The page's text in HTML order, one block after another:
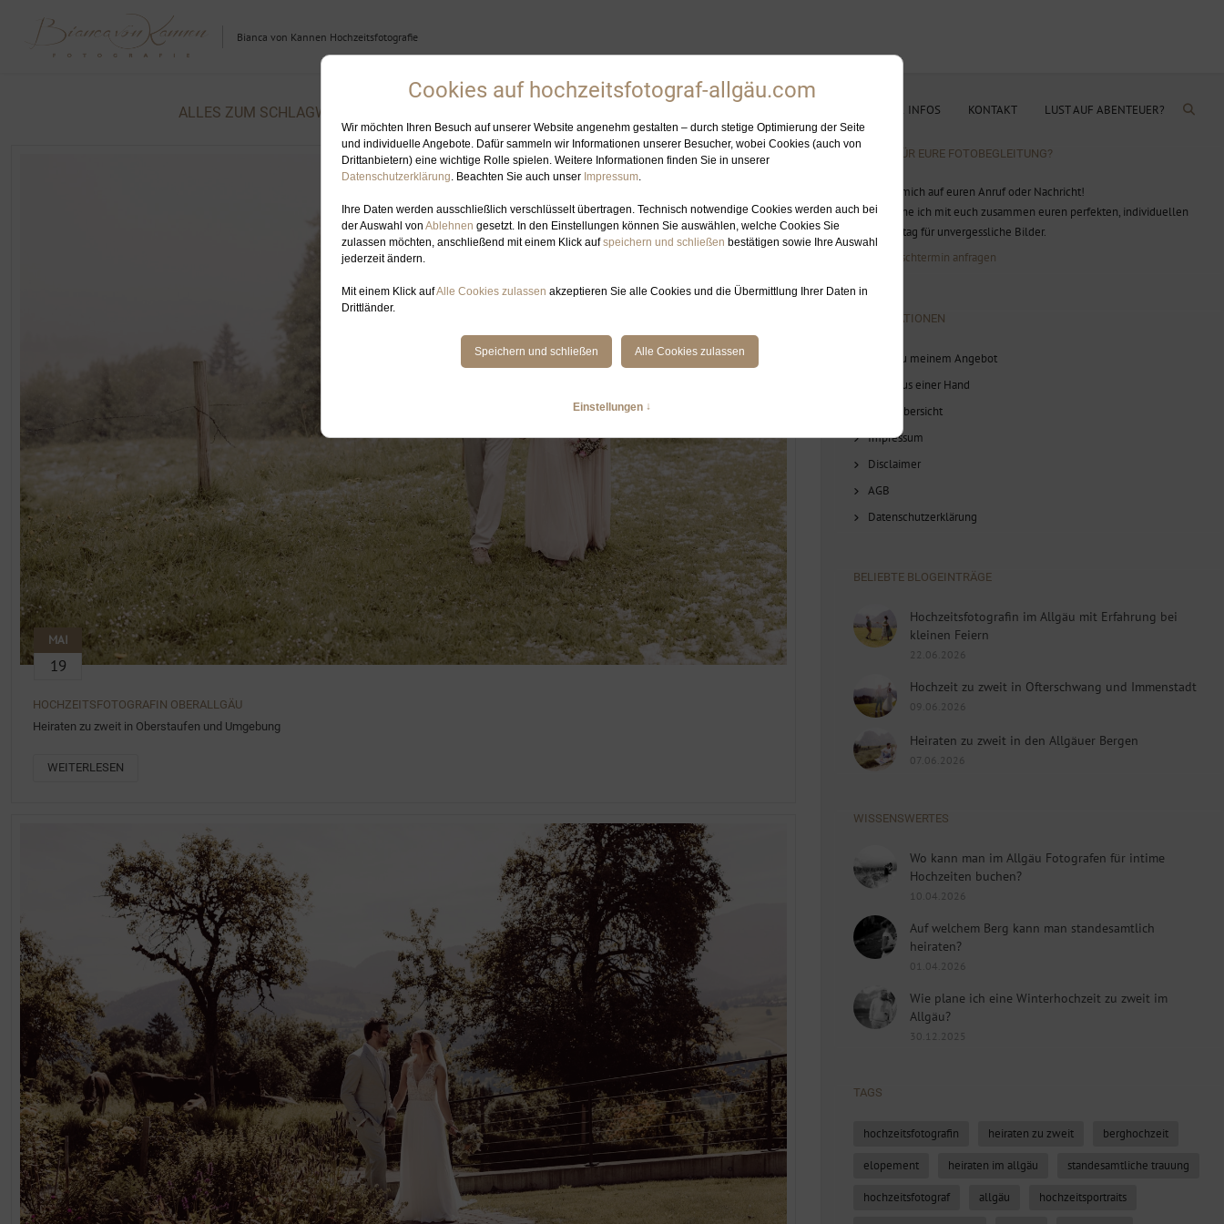
Bianca von Kannen Hochzeitsfotografie
PREISE & INFOS KONTAKT LUST AUF ABENTEUER?
ALLES ZUM SCHLAGWORT: HOCHZEITSFOTOGRAFIE OBERSTAUFEN
MAI
19
HOCHZEITSFOTOGRAFIN OBERALLGÄU
Heiraten zu zweit in Oberstaufen und Umgebung
WEITERLESEN
BEREIT FÜR EURE FOTOBEGLEITUNG?
Ich freue mich auf euren Anruf oder Nachricht!
Gerne plane ich mit euch zusammen euren perfekten, individuellen
Hochzeitstag für unvergessliche Bilder.
Jetzt Wunschtermin anfragen
INFORMATIONEN
Infos zu meinem Angebot
Alles aus einer Hand
Blog-Übersicht
Impressum
Disclaimer
AGB
Datenschutzerklärung
BELIEBTE BLOGEINTRÄGE
Hochzeitsfotografin im Allgäu mit Erfahrung bei
kleinen Feiern
22.06.2026
Hochzeit zu zweit in Ofterschwang und Immenstadt
09.06.2026
Heiraten zu zweit in den Allgäuer Bergen
07.06.2026
WISSENSWERTES
Wo kann man im Allgäu Fotografen für intime
Hochzeiten buchen?
10.04.2026
Auf welchem Berg kann man standesamtlich
heiraten?
01.04.2026
Wie plane ich eine Winterhochzeit zu zweit im
Allgäu?
30.12.2025
TAGS
hochzeitsfotografin heiraten zu zweit berghochzeit
elopement heiraten im allgäu standesamtliche trauung
hochzeitsfotograf allgäu hochzeitsportraits